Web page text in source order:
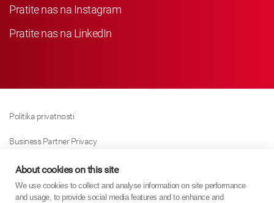
Pratite nas na Instagram
Pratite nas na LinkedIn
Politika privatnosti
Business Partner Privacy
Politika Kolačića
Modern Slavery Act Policy
About cookies on this site
We use cookies to collect and analyse information on site performance
and usage, to provide social media features and to enhance and